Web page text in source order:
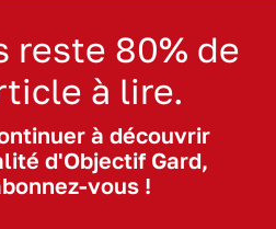
reste 80% de
à lire.
à découvrir
d'Objectif Gard,
vous !